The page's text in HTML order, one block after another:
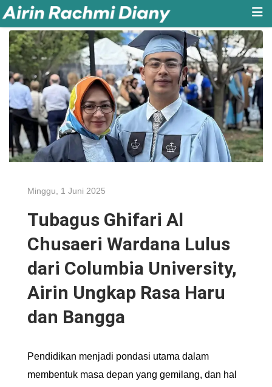
Minggu, 1 Juni 2025
Tubagus Ghifari Al
Chusaeri Wardana Lulus
dari Columbia University,
Airin Ungkap Rasa Haru
dan Bangga
Pendidikan menjadi pondasi utama dalam
membentuk masa depan yang gemilang, dan hal